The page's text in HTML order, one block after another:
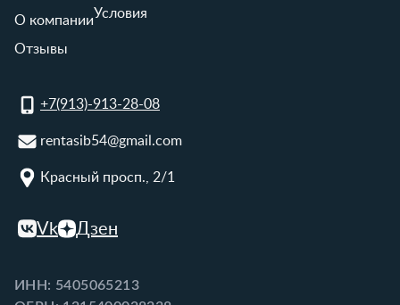
О компании
Отзывы
Условия
+7(913)-913-28-08
rentasib54@gmail.com
Красный просп., 2/1
Vk Дзен
ИНН: 5405065213